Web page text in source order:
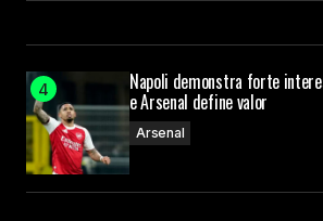
Napoli demonstra forte
e Arsenal define valor
Arsenal